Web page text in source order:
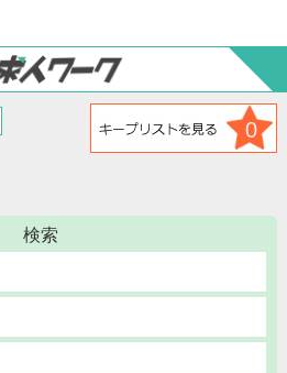
0
検索